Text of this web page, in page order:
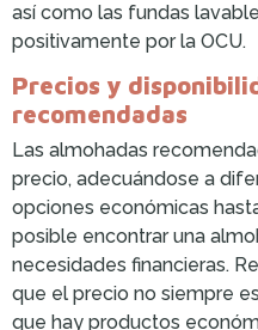
así como las fundas
positivamente por la OCU.
Precios y
recomendadas
Las almohadas
precio, adecuándose a
opciones económicas
posible encontrar una
necesidades financieras.
que el precio no siempre
que hay productos